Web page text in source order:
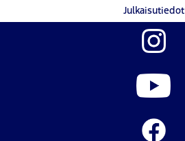
Julkaisutiedot